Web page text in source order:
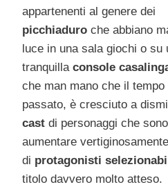
appartenenti al genere dei
picchiaduro che abbiano
luce in una sala giochi o su
tranquilla console
che man mano che il tempo
passato, è cresciuto a
cast di personaggi che
aumentare
di protagonisti
titolo davvero molto atteso.